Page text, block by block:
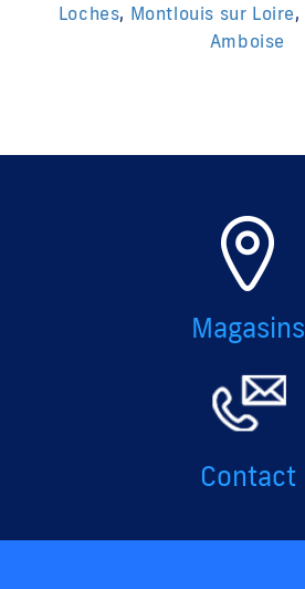
Loches, Montlouis sur Loire,
Amboise
Magasins
Contact